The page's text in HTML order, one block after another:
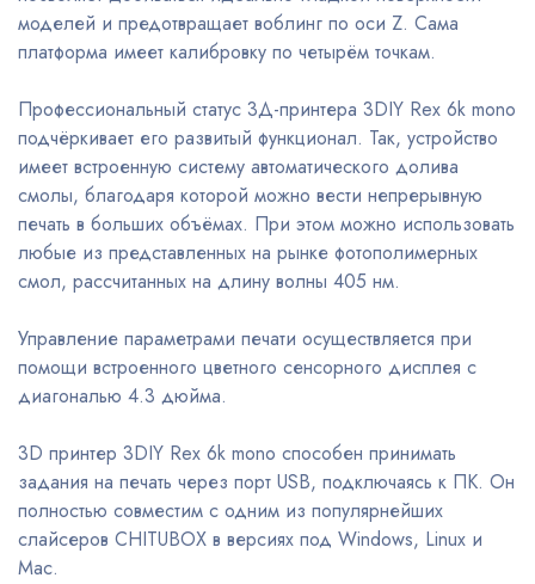
моделей и предотвращает воблинг по оси Z. Сама
платформа имеет калибровку по четырём точкам.
Профессиональный статус 3Д-принтера 3DIY Rex 6k mono
подчёркивает его развитый функционал. Так, устройство
имеет встроенную систему автоматического долива
смолы, благодаря которой можно вести непрерывную
печать в больших объёмах. При этом можно использовать
любые из представленных на рынке фотополимерных
смол, рассчитанных на длину волны 405 нм.
Управление параметрами печати осуществляется при
помощи встроенного цветного сенсорного дисплея с
диагональю 4.3 дюйма.
3D принтер 3DIY Rex 6k mono способен принимать
задания на печать через порт USB, подключаясь к ПК. Он
полностью совместим с одним из популярнейших
слайсеров CHITUBOX в версиях под Windows, Linux и
Mac.